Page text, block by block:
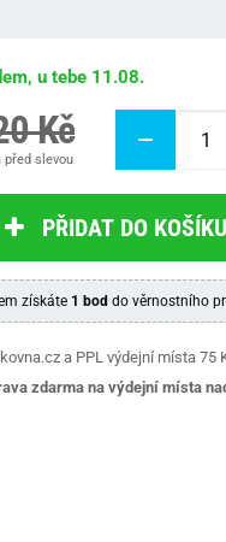
u tebe 11.08.
Kč
před slevou
PŘIDAT DO KOŠÍKU
získáte 1 bod do věrnostního
a PPL výdejní místa 75
zdarma na výdejní místa